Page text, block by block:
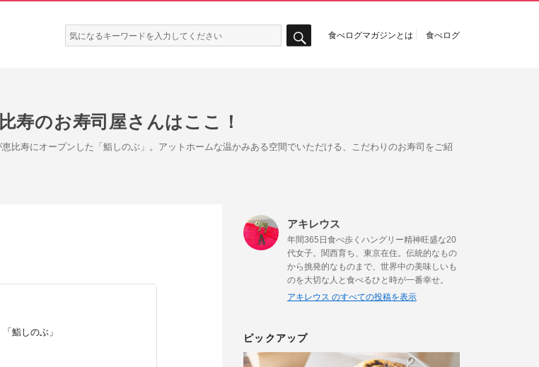
検
索:
食べログマガジンとは 食べログ
寿のお寿司屋さんはここ！
比寿にオープンした「鮨しのぶ」。アットホームな温かみある空間でいただける、こだわりのお寿司をご紹
鮨しのぶ」
アキレウス
年間365日食べ歩くハングリー精神旺盛な20
代女子。関西育ち、東京在住。伝統的なもの
から挑発的なものまで、世界中の美味しいも
のを大切な人と食べるひと時が一番幸せ。
アキレウス のすべての投稿を表示
ピックアップ